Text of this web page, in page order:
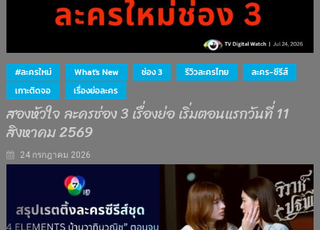
#ละครใหม่ What's New ช่อง 3 รีวิวละครไทย
ละคร-ซีรีส์
เกาะติดจอ
เรื่องย่อละคร
สองหัวใจ ละครช่อง 3 เรื่องย่อ เริ่มตอนแรกวันที่ 11
สิงหาคม 2569
24 กรกฎาคม 2026